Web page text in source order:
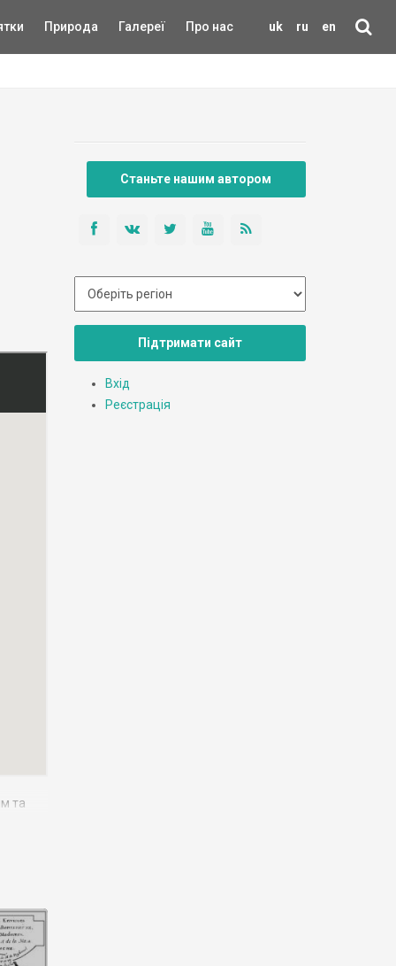
uk ru en
Природа Галереї Про нас
та
Станьте нашим автором
Підтримати сайт
Вхід
Реєстрація